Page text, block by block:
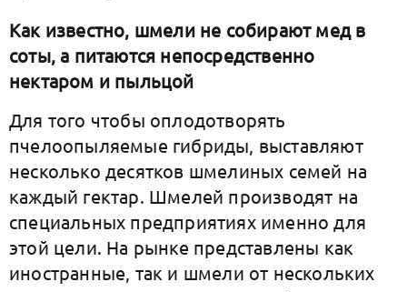
Как известно, шмели не собирают мед в
соты, а питаются непосредственно
нектаром и пыльцой
Для того чтобы оплодотворять
пчелоопыляемые гибриды, выставляют
несколько десятков шмелиных семей на
каждый гектар. Шмелей производят на
специальных предприятиях именно для
этой цели. На рынке представлены как
иностранные, так и шмели от нескольких